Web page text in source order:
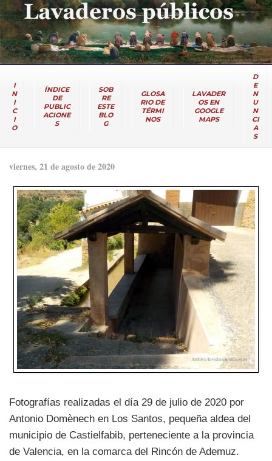
I
N
I
C
I
O
ÍNDICE
DE
PUBLIC
ACIONE
S
SOB
RE
ESTE
BLO
G
GLOSA
RIO DE
TÉRMI
NOS
LAVADER
OS EN
GOOGLE
MAPS
D
E
N
U
N
CI
A
S
viernes, 21 de agosto de 2020
Fotografías realizadas el día 29 de julio de 2020 por
Antonio Domènech en Los Santos, pequeña aldea del
municipio de Castielfabib, perteneciente a la provincia
de Valencia, en la comarca del Rincón de Ademuz.